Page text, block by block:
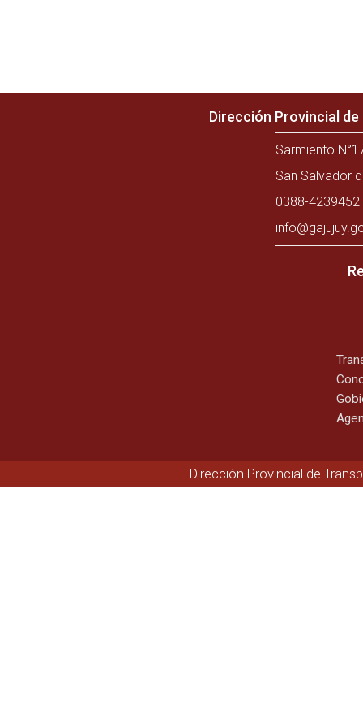
Dirección Provincial
Sarmiento
San Salvador
0388-
Dirección Provincial de